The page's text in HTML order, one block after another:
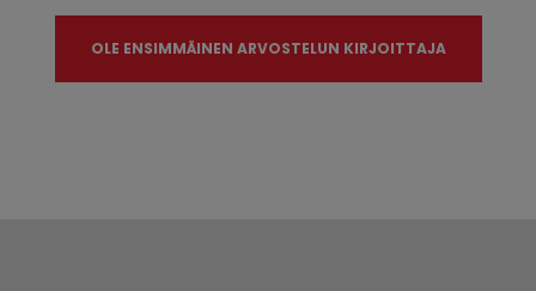
OLE ENSIMMÄINEN ARVOSTELUN KIRJOITTAJA